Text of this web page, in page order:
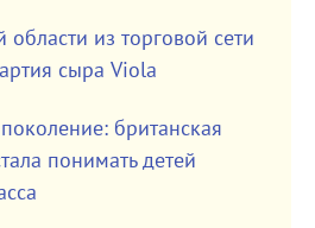
области из торговой сети
сыра Viola
британская
понимать детей